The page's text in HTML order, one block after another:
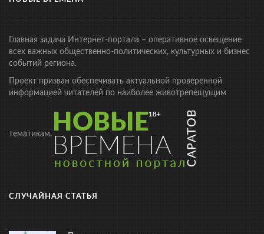
Главная задача Интернет-портала – оперативное освещение
всех важных общественно-политических, культурных и бизнес
событий региона.
Проект призван обеспечивать актуальной проверенной
информацией читателей по наиболее животрепещущим
тематикам.
СЛУЧАЙНАЯ СТАТЬЯ